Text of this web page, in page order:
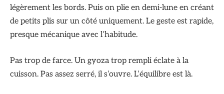
légèrement les bords. Puis on plie en demi-lune en créant
de petits plis sur un côté uniquement. Le geste est rapide,
presque mécanique avec l’habitude.
Pas trop de farce. Un gyoza trop rempli éclate à la
cuisson. Pas assez serré, il s’ouvre. L’équilibre est là.